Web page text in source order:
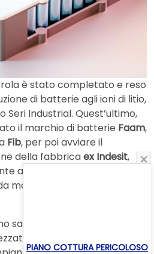
è stato completato e reso
di batterie agli ioni di litio,
Seri Industrial. Quest’ultimo,
il marchio di batterie Faam,
Fib, per poi avviare il
della fabbricaex Indesit,
ampliato anche per venire
maggiore proveniente dal
sarà inaugurato nel mese di
PIANO COTTURA PERICOLOSO